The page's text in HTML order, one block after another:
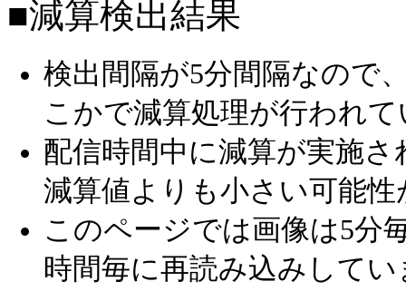
■減算検出結果
検出間隔が5分間隔なので
こかで減算処理が行われ
配信時間中に減算が実施
減算値よりも小さい可能
このページでは画像は5分
時間毎に再読み込みして